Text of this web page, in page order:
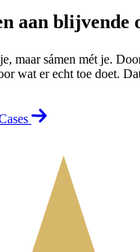
aan blijvende
maar sámen mét je.
wat er echt toe doet.